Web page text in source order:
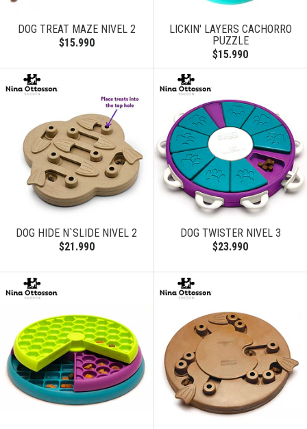
DOG TREAT MAZE NIVEL 2
$15.990
LICKIN' LAYERS CACHORRO
PUZZLE
$15.990
DOG HIDE N`SLIDE NIVEL 2
$21.990
DOG TWISTER NIVEL 3
$23.990